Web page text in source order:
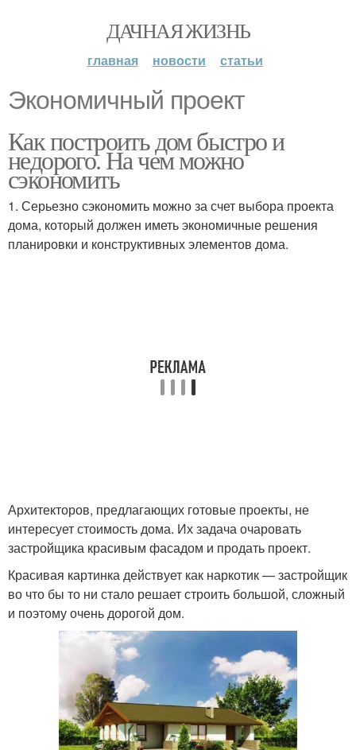
ДАЧНАЯ ЖИЗНЬ
главная новости статьи
Экономичный проект
Как построить дом быстро и
недорого. На чем можно
сэкономить
1. Серьезно сэкономить можно за счет выбора проекта
дома, который должен иметь экономичные решения
планировки и конструктивных элементов дома.
Архитекторов, предлагающих готовые проекты, не
интересует стоимость дома. Их задача очаровать
застройщика красивым фасадом и продать проект.
Красивая картинка действует как наркотик — застройщик
во что бы то ни стало решает строить большой, сложный
и поэтому очень дорогой дом.